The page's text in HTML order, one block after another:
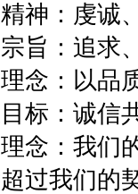
神：虔诚
旨：追求
念：以品
标：诚信
念：我们
过我们的